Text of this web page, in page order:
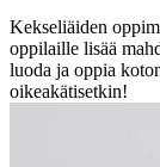
Kekseliäiden
oppilaille lisää
luoda ja oppia
oikeakätisetkin!